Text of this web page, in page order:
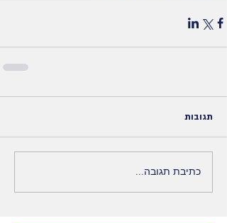
תגובות
כתיבת תגובה...